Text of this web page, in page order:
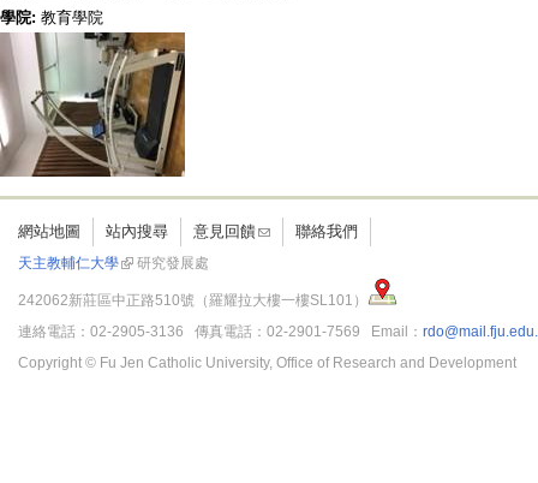
學院: 教育學院
網站地圖 站內搜尋 意見回饋 聯絡我們
天主教輔仁大學 研究發展處
242062新莊區中正路510號（羅耀拉大樓一樓SL101）
連絡電話：02-2905-3136 傳真電話：02-2901-7569 Email：
Copyright © Fu Jen Catholic University, Office of Research and Development